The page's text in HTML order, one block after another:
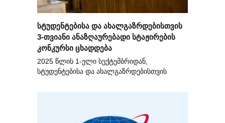
სტუდენტებისა და ახალგაზრდებისთვის
3-თვიანი ანაზღაურებადი სტაჟირების
კონკურსი ცხადდება
2025 წლის 1-ელი სექტემბრიდან,
სტუდენტებისა და ახალგაზრდებისთვის